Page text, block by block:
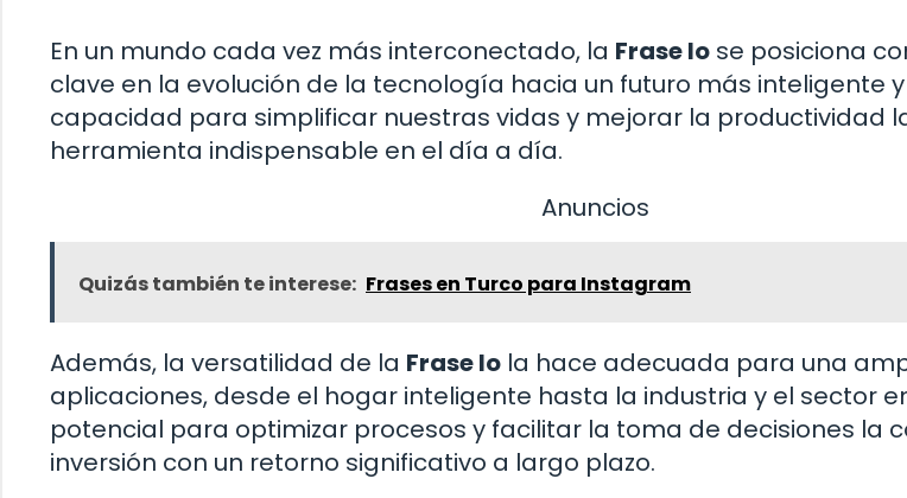
En un mundo cada vez más interconectado, la Frase Io se posiciona
clave en la evolución de la tecnología hacia un futuro más inteligente y
capacidad para simplificar nuestras vidas y mejorar la productividad
herramienta indispensable en el día a día.
Anuncios
Quizás también te interese: Frases en Turco para Instagram
Además, la versatilidad de la Frase Io la hace adecuada para una
aplicaciones, desde el hogar inteligente hasta la industria y el sector
potencial para optimizar procesos y facilitar la toma de decisiones la
inversión con un retorno significativo a largo plazo.